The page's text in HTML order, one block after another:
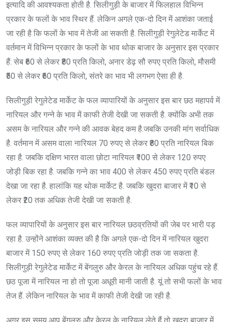
इत्यादि की आवश्यकता होती है. सिलीगुड़ी के बाजार में फिलहाल विभिन्न
प्रकार के फलों के भाव स्थिर हैं. लेकिन अगले एक-दो दिन में आशंका जताई
जा रही है कि फलों के भाव में तेजी आ सकती है. सिलीगुड़ी रेगुलेटेड मार्केट में
वर्तमान में विभिन्न प्रकार के फलों के भाव थोक बाजार के अनुसार इस प्रकार
हैं: सेब ₹60 से लेकर ₹80 प्रति किलो, अनार डेढ़ सौ रुपए प्रति किलो, मौसमी
₹50 से लेकर ₹60 प्रति किलो, संतरे का भाव भी लगभग ऐसा ही है.
सिलीगुड़ी रेगुलेटेड मार्केट के फल व्यापारियों के अनुसार इस बार छठ महापर्व में
नारियल और गन्ने के भाव में काफी तेजी देखी जा सकती है. क्योंकि अभी तक
असम के नारियल और गन्ने की आवक बेहद कम है.जबकि उनकी मांग सर्वाधिक
है. वर्तमान में असम वाला नारियल 70 रुपए से लेकर ₹80 प्रति नारियल बिक
रहा है. जबकि दक्षिण भारत वाला छोटा नारियल ₹100 से लेकर 120 रुपए
जोड़ी बिक रहा है. जबकि गन्ने का भाव 400 से लेकर 450 रुपए प्रति बंडल
देखा जा रहा है. हालांकि यह थोक मार्केट है. जबकि खुदरा बाजार में ₹10 से
लेकर ₹20 तक अधिक तेजी देखी जा सकती है.
फल व्यापारियों के अनुसार इस बार नारियल छठव्रतियों की जेब पर भारी पड़
रहा है. उन्होंने आशंका व्यक्त की है कि अगले एक-दो दिन में नारियल खुदरा
बाजार में 150 रुपए से लेकर 160 रुपए प्रति जोड़ी तक जा सकता है.
सिलीगुड़ी रेगुलेटेड मार्केट में बेंगलुरु और केरल के नारियल अधिक पहुंच रहे हैं.
छठ पूजा में नारियल ना हो तो पूजा अधूरी मानी जाती है. यूं तो सभी फलों के भाव
तेज हैं. लेकिन नारियल के भाव में काफी तेजी देखी जा रही है.